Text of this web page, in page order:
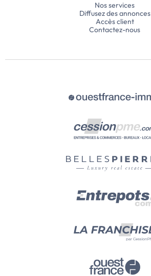
Nos services
Diffusez des annonces
Accès client
Contactez-nous